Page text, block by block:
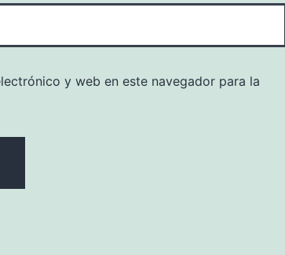
y web en este navegador para la